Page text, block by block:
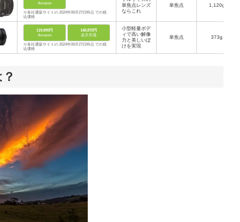
Amazon
※各社通販サイトの 2024年09月27日時点 での税
込価格
単焦点レンズ
ならこれ
単焦点 1,120g
119,000円
Amazon
140,870円
楽天市場
※各社通販サイトの 2024年09月27日時点 での税
込価格
小型軽量ボデ
ィで高い解像
力と美しいぼ
けを実現
単焦点 373g